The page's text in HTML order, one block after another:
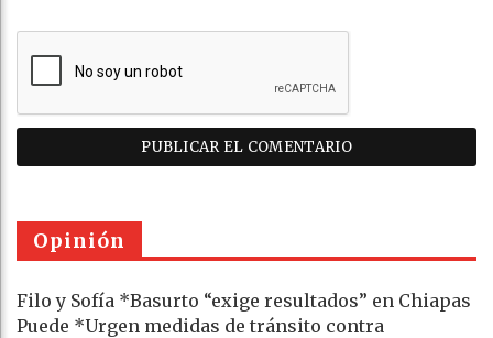
Opinión
Filo y Sofía *Basurto “exige resultados” en Chiapas
Puede *Urgen medidas de tránsito contra